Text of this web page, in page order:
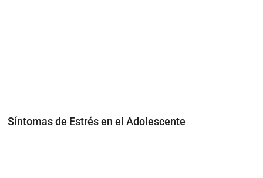
Síntomas de Estrés en el Adolescente